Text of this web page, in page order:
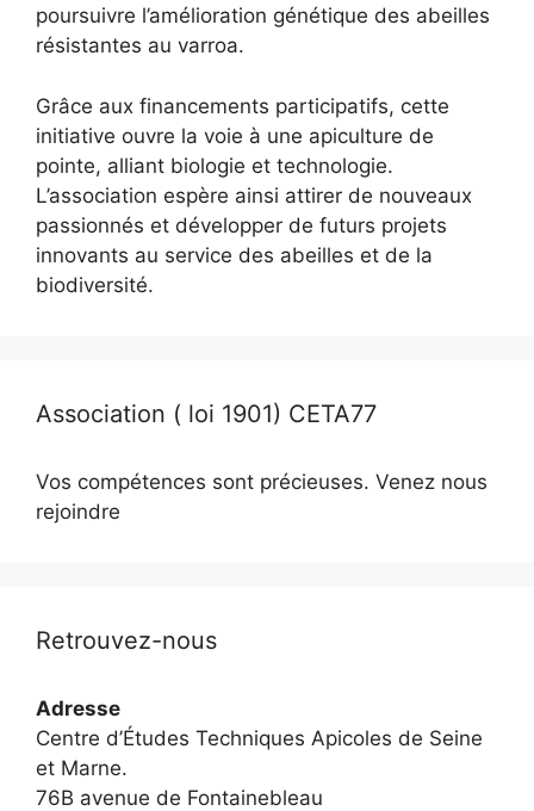
poursuivre l’amélioration génétique des abeilles
résistantes au varroa.
Grâce aux financements participatifs, cette
initiative ouvre la voie à une apiculture de
pointe, alliant biologie et technologie.
L’association espère ainsi attirer de nouveaux
passionnés et développer de futurs projets
innovants au service des abeilles et de la
biodiversité.
Association ( loi 1901) CETA77
Vos compétences sont précieuses. Venez nous
rejoindre
Retrouvez-nous
Adresse
Centre d’Études Techniques Apicoles de Seine
et Marne.
76B avenue de Fontainebleau